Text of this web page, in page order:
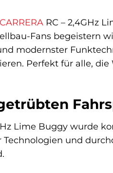
CARRERA RC – 2,4GHz
Fans begeistern
modernster
Perfekt für alle,
Lime Buggy wurde
und